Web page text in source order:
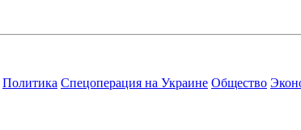
Политика Спецоперация на Украине Общество